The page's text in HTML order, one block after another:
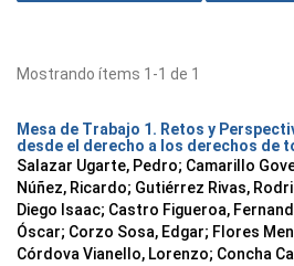
Mostrando ítems 1-1 de 1
Mesa de Trabajo 1. Retos y
desde el derecho a los derechos de
Salazar Ugarte, Pedro; Camarillo
Núñez, Ricardo; Gutiérrez Rivas,
Diego Isaac; Castro Figueroa,
Óscar; Corzo Sosa, Edgar; Flores
Córdova Vianello, Lorenzo; Concha